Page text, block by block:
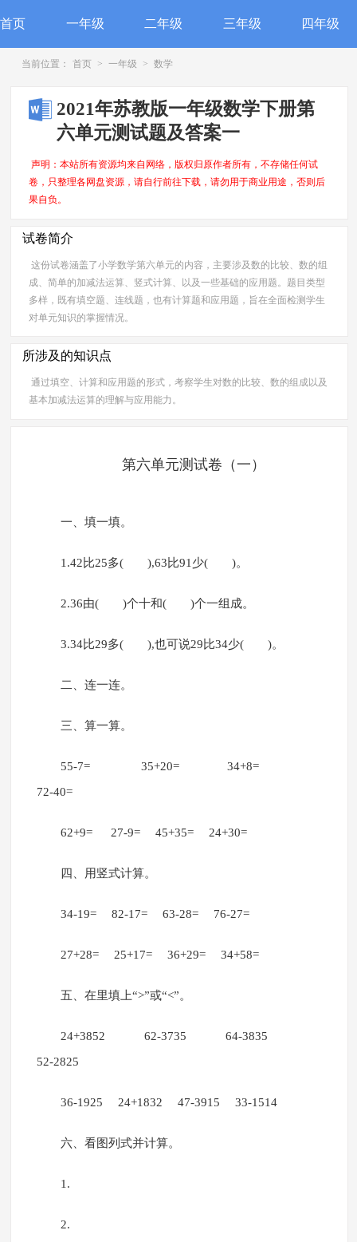
首页 一年级 二年级 三年级 四年级
当前位置： 首页 > 一年级 > 数学
2021年苏教版一年级数学下册第
六单元测试题及答案一
声明：本站所有资源均来自网络，版权归原作者所有，不存储任何试
卷，只整理各网盘资源，请自行前往下载，请勿用于商业用途，否则后
果自负。
试卷简介
这份试卷涵盖了小学数学第六单元的内容，主要涉及数的比较、数的组
成、简单的加减法运算、竖式计算、以及一些基础的应用题。题目类型
多样，既有填空题、连线题，也有计算题和应用题，旨在全面检测学生
对单元知识的掌握情况。
所涉及的知识点
通过填空、计算和应用题的形式，考察学生对数的比较、数的组成以及
基本加减法运算的理解与应用能力。
第六单元测试卷（一）
一、填一填。
1.42比25多( ),63比91少( )。
2.36由( )个十和( )个一组成。
3.34比29多( ),也可说29比34少( )。
二、连一连。
三、算一算。
55-7= 35+20= 34+8=
72-40=
62+9= 27-9= 45+35= 24+30=
四、用竖式计算。
34-19= 82-17= 63-28= 76-27=
27+28= 25+17= 36+29= 34+58=
五、在里填上“>”或“<”。
24+3852 62-3735 64-3835
52-2825
36-1925 24+1832 47-3915 33-1514
六、看图列式并计算。
1.
2.